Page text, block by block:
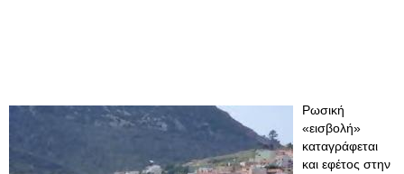
Ρωσική
«εισβολή»
καταγράφεται
και εφέτος στην